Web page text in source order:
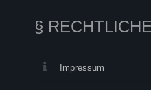
§
Impressum